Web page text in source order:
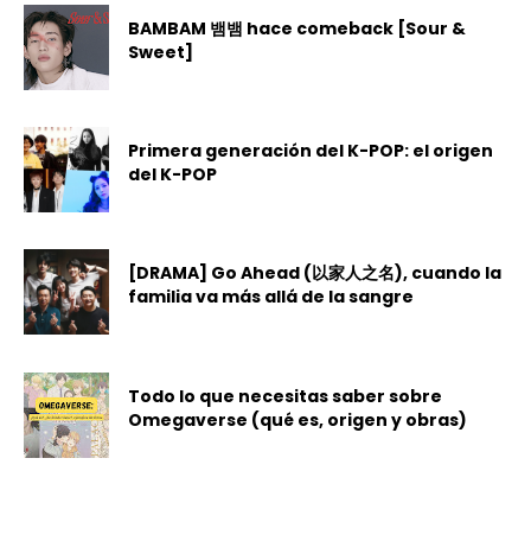
BAMBAM 뱀뱀 hace comeback [Sour &
Sweet]
Primera generación del K-POP: el origen
del K-POP
[DRAMA] Go Ahead (以家人之名), cuando la
familia va más allá de la sangre
Todo lo que necesitas saber sobre
Omegaverse (qué es, origen y obras)